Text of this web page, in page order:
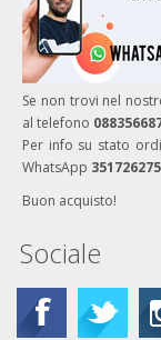
Se non trovi nel
al telefono
Per info su stato
WhatsApp
Buon acquisto!
Sociale